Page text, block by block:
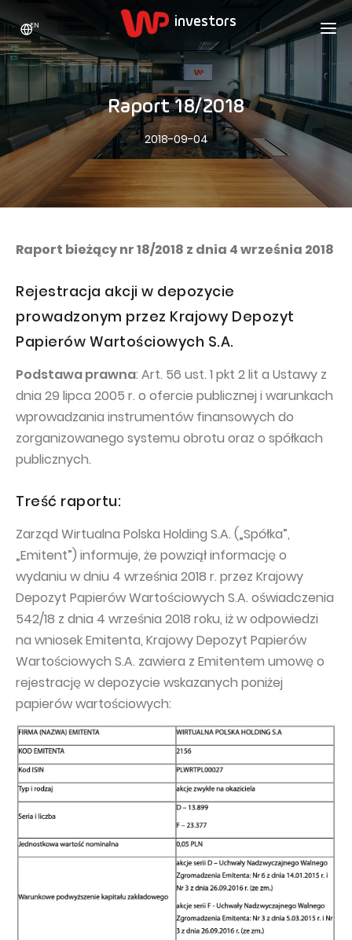
WP HOLDING
ABOUT US
Who we are
Growth strategy
Statistics
The values
Our history
Press office
Sustainable development
CAPITAL GROUP
WP Media
Invia Group
Wakacje.pl
Audioteka Group
Totalmoney
Extradom
Wirtualne Media
INVESTORS
SHARES
Stock Quotes
WPL Shares
Dividend Policy
Announcements
Motivational programs
PUBLICATIONS AND TIMETABLE
Current reports
Periodic reports
Integrated reports
Letters of the CEO
Financial presentations
Press releases
WPH Calendar
CORPORATE GOVERNANCE
Statute
Management Board
Supervisory Board
Capital Group Structure
Auditor
General meeting of Shareholders
Best practices
Remuneration policy
ADVERTISING
WP Media
Totalmoney
Nocowanie.pl
CONTACT
EN
Raport 18/2018
2018-09-04
Raport bieżący nr 18/2018 z dnia 4 września 2018
Rejestracja akcji w depozycie
prowadzonym przez Krajowy Depozyt
Papierów Wartościowych S.A.
Podstawa prawna: Art. 56 ust. 1 pkt 2 lit a Ustawy z
dnia 29 lipca 2005 r. o ofercie publicznej i warunkach
wprowadzania instrumentów finansowych do
zorganizowanego systemu obrotu oraz o spółkach
publicznych.
Treść raportu:
Zarząd Wirtualna Polska Holding S.A. („Spółka”,
„Emitent”) informuje, że powziął informację o
wydaniu w dniu 4 września 2018 r. przez Krajowy
Depozyt Papierów Wartościowych S.A. oświadczenia
542/18 z dnia 4 września 2018 roku, iż w odpowiedzi
na wniosek Emitenta, Krajowy Depozyt Papierów
Wartościowych S.A. zawiera z Emitentem umowę o
rejestrację w depozycie wskazanych poniżej
papierów wartościowych: